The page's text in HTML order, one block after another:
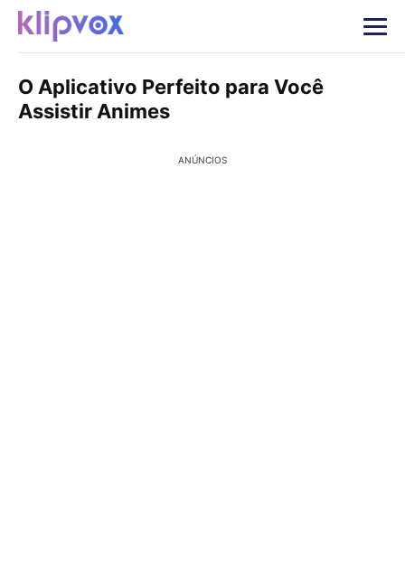
O Aplicativo Perfeito para Você
Assistir Animes
ANÚNCIOS